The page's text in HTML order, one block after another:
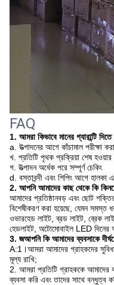
FAQ
1. আমরা কিভাবে মানের গ্যারান্টি দিতে
a. উত্পাদনের আগে কাঁচামাল পরীক্ষা করা
খ. প্রতিটি পৃথক প্রক্রিয়া শেষ হওয়ার
গ. উত্পাদন অর্ধেক পরে সম্পূর্ণ চেকিং
d. বস্তাবন্দী এবং শিপিং আগে হালকা
2. আপনি আমাদের কাছ থেকে কি
আমাদের প্রতিষ্ঠানবড় এবং ছোট
বিশেষীকরণ করা হয়েছে, যেমন সমস্ত
ওভারহেড লাইট, ব্রড লাইট, ব্রেক
হেডলাইট, অটোমোবাইল LED দিনের
3. জআপনি কি আমাদের ব্যবসাকে
A:1।আমরা আমাদের গ্রাহকদের
মূল্য রাখি;
2. আমরা প্রতিটি গ্রাহককে আমাদের
ব্যবসা করি এবং তাদের সাথে বন্ধুত্ব